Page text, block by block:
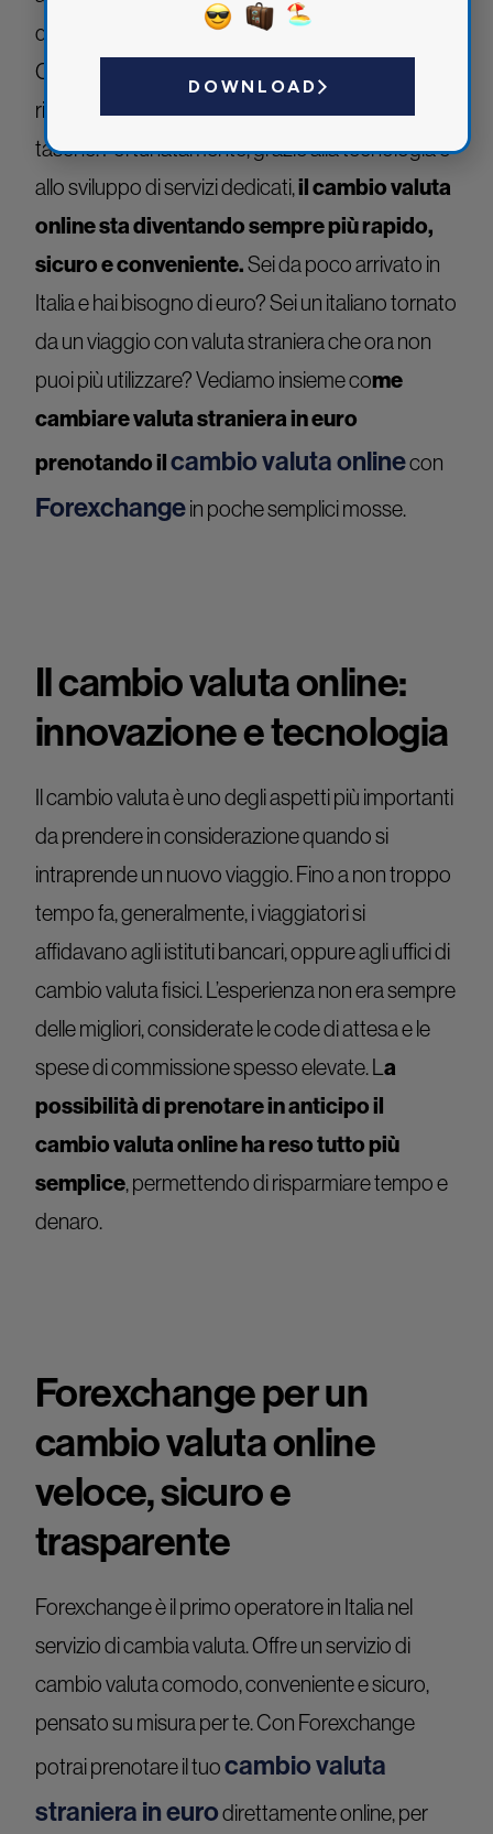
dettaglio, tra cui anche il cambio della valuta.
Capita spesso, infatti, di tornare da un viaggio
ritrovandosi monete e banconote straniere nelle
tasche. Fortunatamente, grazie alla tecnologia e
allo sviluppo di servizi dedicati,il cambio valuta
online sta diventando sempre più rapido,
sicuro e conveniente.Sei da poco arrivato in
Italia e hai bisogno di euro? Sei un italiano tornato
da un viaggio con valuta straniera che ora non
puoi più utilizzare? Vediamo insieme come
cambiare valuta straniera in euro
prenotando ilcambio valuta onlinecon
Forexchangein poche semplici mosse.
Il cambio valuta online:
innovazione e tecnologia
Il cambio valuta è uno degli aspetti più importanti
da prendere in considerazione quando si
intraprende un nuovo viaggio. Fino a non troppo
tempo fa, generalmente, i viaggiatori si
affidavano agli istituti bancari, oppure agli uffici di
cambio valuta fisici. L’esperienza non era sempre
delle migliori, considerate le code di attesa e le
spese di commissione spesso elevate. La
possibilità di prenotare in anticipo il
cambio valuta online ha reso tutto più
semplice, permettendo di risparmiare tempo e
denaro.
Forexchange per un
cambio valuta online
veloce, sicuro e
trasparente
Forexchange è il primo operatore in Italia nel
servizio di cambia valuta. Offre un servizio di
cambio valuta comodo, conveniente e sicuro,
pensato su misura per te. Con Forexchange
potrai prenotare il tuocambio valuta
straniera in eurodirettamente online, per
DOWNLOAD